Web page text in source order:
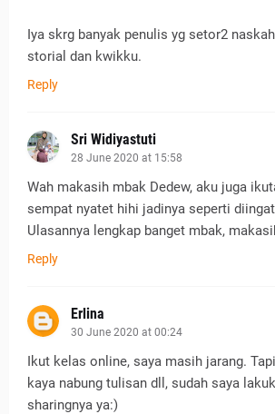
Iya skrg banyak penulis yg setor2
storial dan kwikku.
Reply
Sri Widiyastuti
28 June 2020 at 15:58
Wah makasih mbak Dedew, aku juga
sempat nyatet hihi jadinya seperti
Ulasannya lengkap banget mbak,
Reply
Erlina
30 June 2020 at 00:24
Ikut kelas online, saya masih jarang.
kaya nabung tulisan dll, sudah saya
sharingnya ya:)